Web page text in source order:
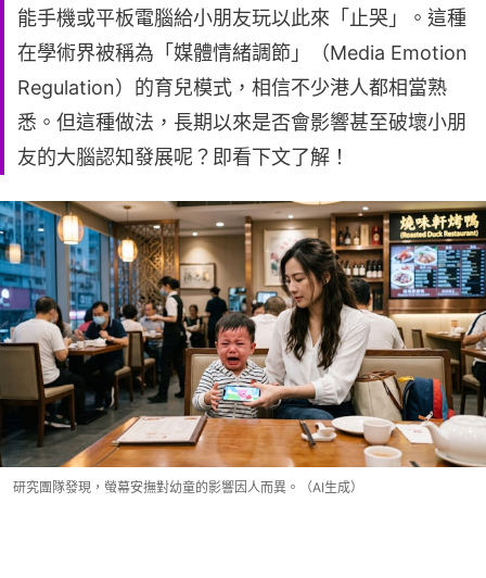
能手機或平板電腦給小朋友玩以此來「止哭」。這種
在學術界被稱為「媒體情緒調節」（Media Emotion
Regulation）的育兒模式，相信不少港人都相當熟
悉。但這種做法，長期以來是否會影響甚至破壞小朋
友的大腦認知發展呢？即看下文了解！
研究團隊發現，螢幕安撫對幼童的影響因人而異。（AI生成）